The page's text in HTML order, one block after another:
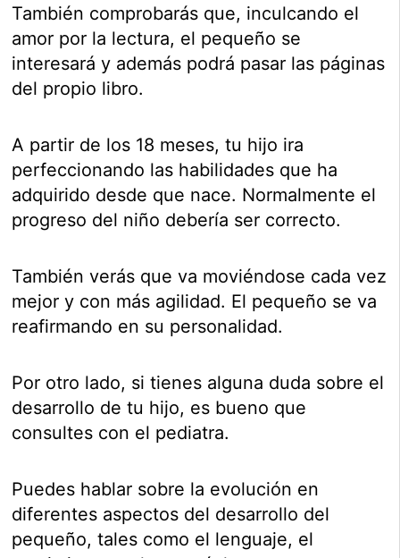
También comprobarás que, inculcando el
amor por la lectura, el pequeño se
interesará y además podrá pasar las páginas
del propio libro.
A partir de los 18 meses, tu hijo ira
perfeccionando las habilidades que ha
adquirido desde que nace. Normalmente el
progreso del niño debería ser correcto.
También verás que va moviéndose cada vez
mejor y con más agilidad. El pequeño se va
reafirmando en su personalidad.
Por otro lado, si tienes alguna duda sobre el
desarrollo de tu hijo, es bueno que
consultes con el pediatra.
Puedes hablar sobre la evolución en
diferentes aspectos del desarrollo del
pequeño, tales como el lenguaje, el